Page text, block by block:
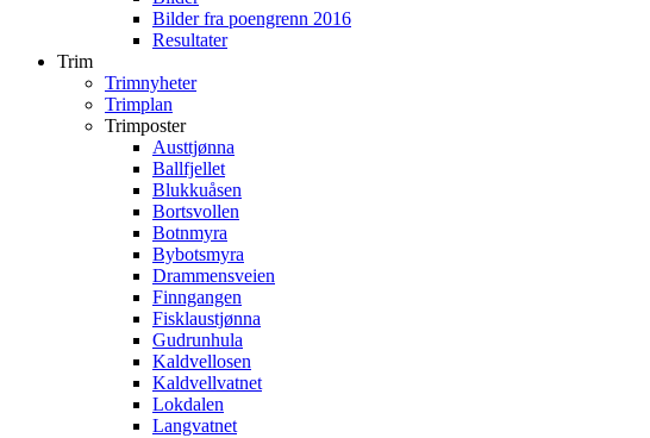
Bilder fra poengrenn 2016
Resultater
Trim
Trimnyheter
Trimplan
Trimposter
Austtjønna
Ballfjellet
Blukkuåsen
Bortsvollen
Botnmyra
Bybotsmyra
Drammensveien
Finngangen
Fisklaustjønna
Gudrunhula
Kaldvellosen
Kaldvellvatnet
Lokdalen
Langvatnet